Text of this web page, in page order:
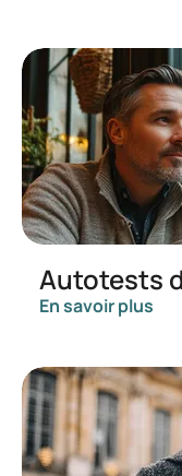
Autotests
En savoir plus